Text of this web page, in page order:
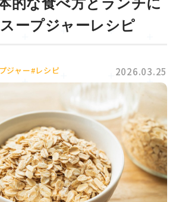
的な食べ方とランチに
ープジャーレシピ
ジャー#レシピ 2026.03.25